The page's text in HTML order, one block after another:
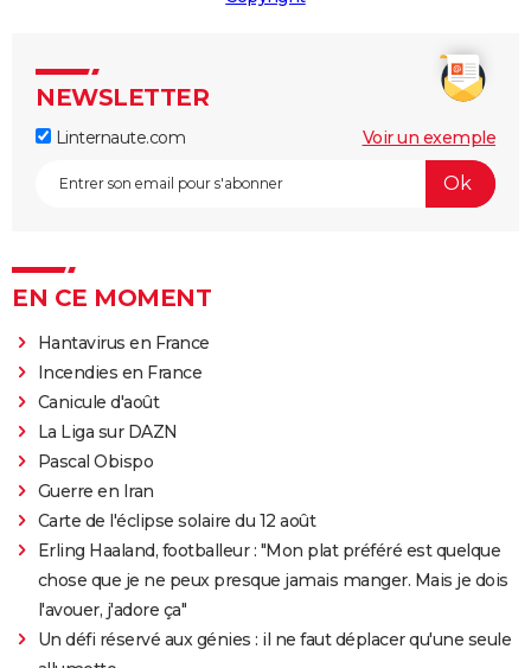
NEWSLETTER
Linternaute.com Voir un exemple
EN CE MOMENT
Hantavirus en France
Incendies en France
Canicule d'août
La Liga sur DAZN
Pascal Obispo
Guerre en Iran
Carte de l'éclipse solaire du 12 août
Erling Haaland, footballeur : "Mon plat préféré est quelque
chose que je ne peux presque jamais manger. Mais je dois
l'avouer, j'adore ça"
Un défi réservé aux génies : il ne faut déplacer qu'une seule